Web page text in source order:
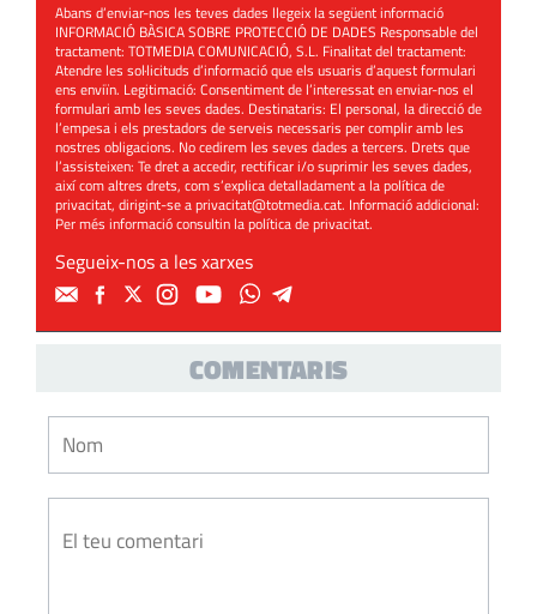
Abans d’enviar-nos les teves dades llegeix la següent informació
INFORMACIÓ BÀSICA SOBRE PROTECCIÓ DE DADES Responsable del
tractament: TOTMEDIA COMUNICACIÓ, S.L. Finalitat del tractament:
Atendre les sol·licituds d’informació que els usuaris d’aquest formulari
ens enviïn. Legitimació: Consentiment de l’interessat en enviar-nos el
formulari amb les seves dades. Destinataris: El personal, la direcció de
l’empesa i els prestadors de serveis necessaris per complir amb les
nostres obligacions. No cedirem les seves dades a tercers. Drets que
l’assisteixen: Te dret a accedir, rectificar i/o suprimir les seves dades,
així com altres drets, com s’explica detalladament a la política de
privacitat, dirigint-se aprivacitat@totmedia.cat. Informació addicional:
Per més informació consultin lapolítica de privacitat.
Segueix-nos a les xarxes
COMENTARIS